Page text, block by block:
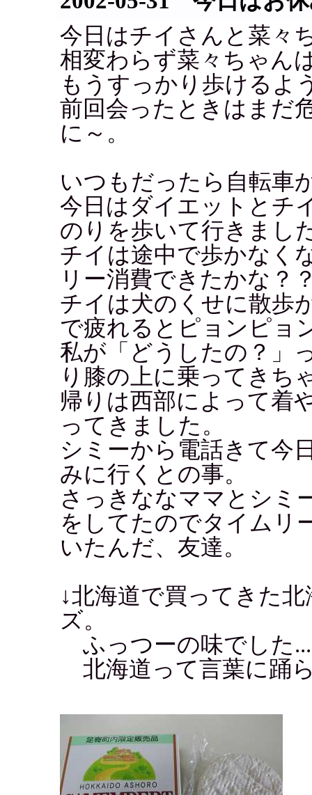
今日はチイさんと菜々
相変わらず菜々ちゃん
もうすっかり歩けるよ
前回会ったときはまだ
に～。
いつもだったら自転車
今日はダイエットとチ
のりを歩いて行きまし
チイは途中で歩かなく
リー消費できたかな？
チイは犬のくせに散歩
で疲れるとピョンピョ
私が「どうしたの？」
り膝の上に乗ってきち
帰りは西部によって着
ってきました。
シミーから電話きて今
みに行くとの事。
さっきななママとシミ
をしてたのでタイムリ
いたんだ、友達。
↓北海道で買ってきた
ズ。
ふっつーの味でした
北海道って言葉に踊